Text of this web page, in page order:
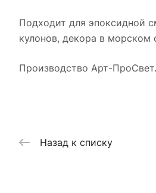
Подходит для эпоксидной
кулонов, декора в морском
Производство Арт-ПроСвет.
Назад к списку